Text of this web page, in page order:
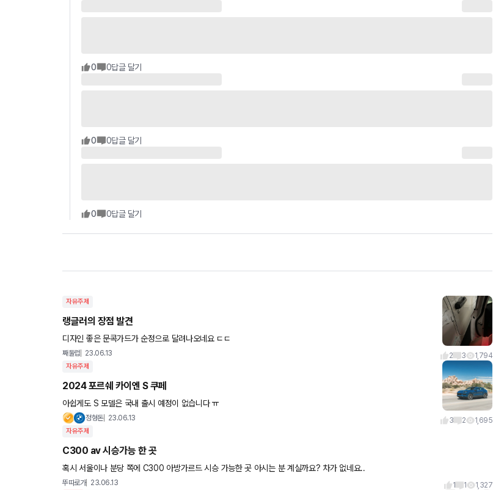
0 0답글 달기
0 0답글 달기
0 0답글 달기
자유주제
랭글러의 장점 발견
디자인 좋은 문콕가드가 순정으로 달려나오네요 ㄷㄷ
째둘럽 23.06.13 2 3 1,794
자유주제
2024 포르쉐 카이엔 S 쿠페
아쉽게도 S 모델은 국내 출시 예정이 없습니다 ㅠ
정형돈 23.06.13 3 2 1,695
자유주제
C300 av 시승가능 한 곳
혹시 서울이나 분당 쪽에 C300 아방가르드 시승 가능한 곳 아시는 분 계실까요? 차가 없네요..
뚜따로가 23.06.13 1 1 1,327